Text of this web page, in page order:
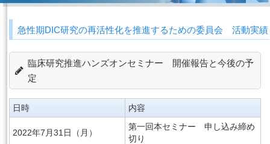
用語集
認定技師制度
学術集会
事務手続き（入退会・変更）
リンク
急性期DIC研究の再活性化を推進するための委員会 活動実績
臨床研究推進ハンズオンセミナー 開催報告と今後の予
定
日時 内容
2022年7月31日（月）
第一回本セミナー 申し込み締め
切り